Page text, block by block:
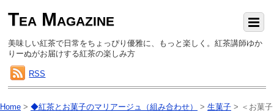
Tea Magazine
美味しい紅茶で日常をちょっぴり優雅に、もっと楽しく。紅茶講師ゆか
りーぬがお届けする紅茶の楽しみ方
RSS
Home > ◆紅茶とお菓子のマリアージュ（組み合わせ） > 生菓子 > ＜お菓子